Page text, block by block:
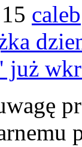
caleb
już